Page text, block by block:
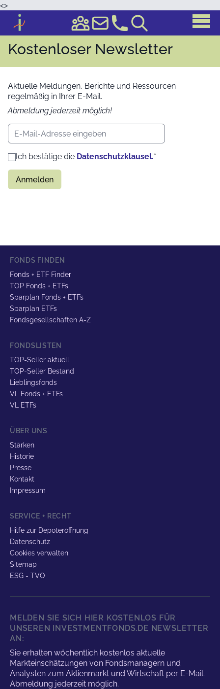
<>
Kostenloser Newsletter
Aktuelle Meldungen, Berichte und Ressourcen
regelmäßig in Ihrer E-Mail.
Abmeldung jederzeit möglich!
E-Mail-Adresse
Ich bestätige die Datenschutzklausel.*
Anmelden
FONDS FINDEN
Fonds + ETF Finder
TOP Fonds + ETFs
Sparplan Fonds + ETFs
Sparplan ETFs
Fondsgesellschaften A-Z
FONDSLISTEN
TOP-Seller aktuell
TOP-Seller Bestand
Lieblingsfonds
VL Fonds + ETFs
VL ETFs
ÜBER UNS
Stärken
Historie
Presse
Kontakt
Impressum
SERVICE + RECHT
Hilfe zur Depoteröffnung
Datenschutz
Cookies verwalten
Sitemap
ESG - TVO
MELDEN SIE SICH HIER KOSTENLOS FÜR
UNSEREN INVESTMENTFONDS.DE NEWSLETTER
AN:
Sie erhalten wöchentlich kostenlos aktuelle
Markteinschätzungen von Fondsmanagern und
Analysten zum Aktienmarkt und Wirtschaft per E-Mail.
Abmeldung jederzeit möglich.